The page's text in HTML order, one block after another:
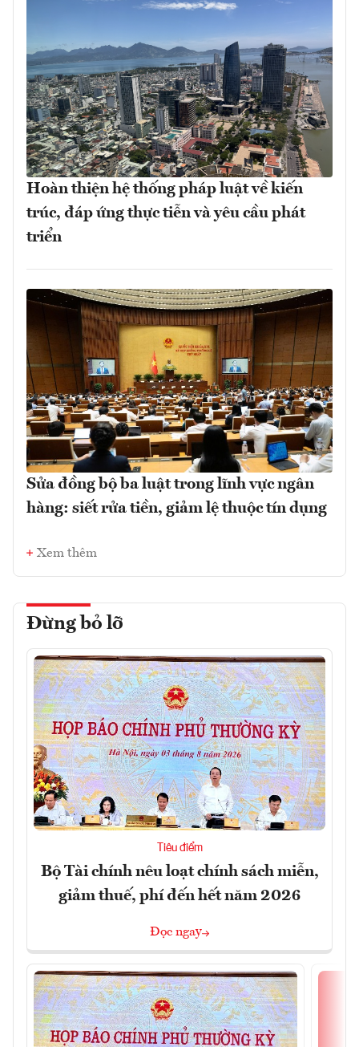
Hoàn thiện hệ thống pháp luật về kiến
trúc, đáp ứng thực tiễn và yêu cầu phát
triển
Sửa đồng bộ ba luật trong lĩnh vực ngân
hàng: siết rửa tiền, giảm lệ thuộc tín dụng
Xem thêm
Đừng bỏ lỡ
Tiêu điểm
Bộ Tài chính nêu loạt chính sách miễn,
giảm thuế, phí đến hết năm 2026
Đọc ngay